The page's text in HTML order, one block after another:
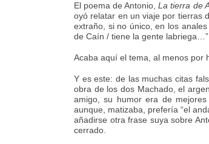
El poema de Antonio,La tierra de
oyó relatar en un viaje por tierras
extraño, si no único, en los
de Caín / tiene la gente labriega…”.
Acaba aquí el tema, al menos por
Y es este: de las muchas citas
obra de los dos Machado, el
amigo, su humor era de
aunque, matizaba, prefería “el
añadirse otra frase suya sobre
cerrado.